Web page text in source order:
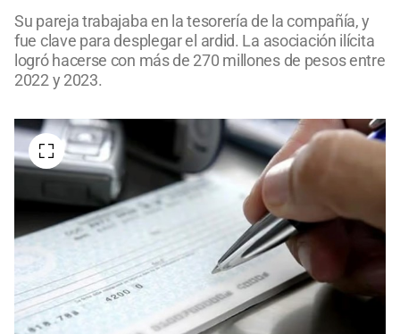
Su pareja trabajaba en la tesorería de la compañía, y
fue clave para desplegar el ardid. La asociación ilícita
logró hacerse con más de 270 millones de pesos entre
2022 y 2023.